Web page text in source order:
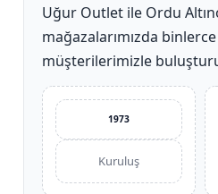
Uğur Outlet ile Ordu
mağazalarımızda
müşterilerimizle
1973
Kuruluş